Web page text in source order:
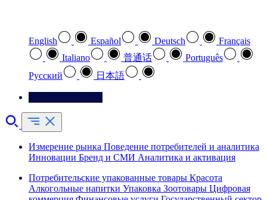
English Español Deutsch
Français
Italiano
普通话
Português
Pусский
日本語
Измерение рынка Поведение потребителей и аналитика
Инновации Бренд и СМИ Аналитика и активация
Потребительские упакованные товары Красота
Алкогольные напитки Упаковка Зоотовары Цифровая